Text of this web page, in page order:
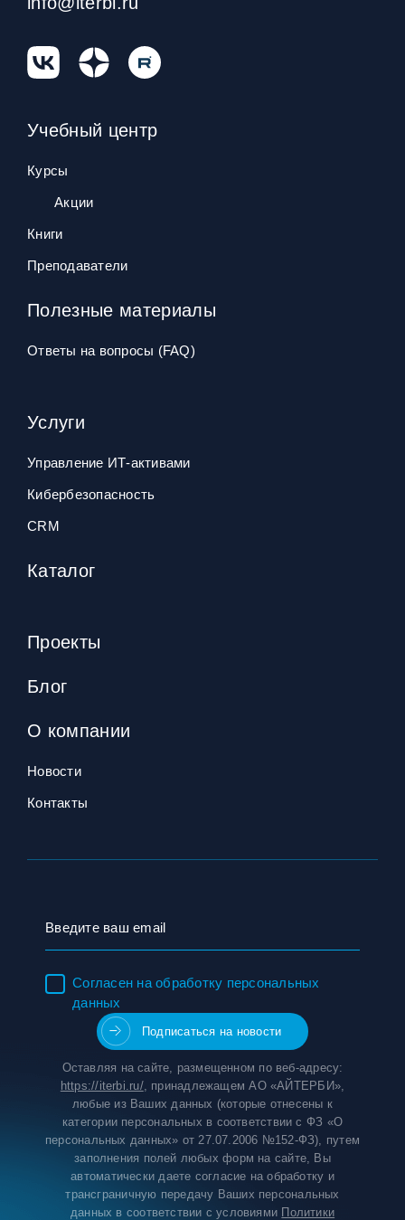
Учебный центр
Курсы
Акции
Книги
Преподаватели
Полезные материалы
Ответы на вопросы (FAQ)
Услуги
Управление ИТ‑активами
Кибербезопасность
CRM
Каталог
Проекты
Блог
О компании
Новости
Контакты
Согласен на обработку персональных
данных
Оставляя на сайте, размещенном по веб-адресу:
https://iterbi.ru/, принадлежащем АО «АЙТЕРБИ»,
любые из Ваших данных (которые отнесены к
категории персональных в соответствии с ФЗ «О
персональных данных» от 27.07.2006 №152-ФЗ), путем
заполнения полей любых форм на сайте, Вы
автоматически даете согласие на обработку и
трансграничную передачу Ваших персональных
данных в соответствии с условиями Политики